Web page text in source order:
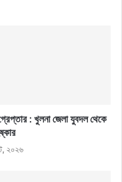
: খুলনা জেলা যুবদল থেকে
২০২৬